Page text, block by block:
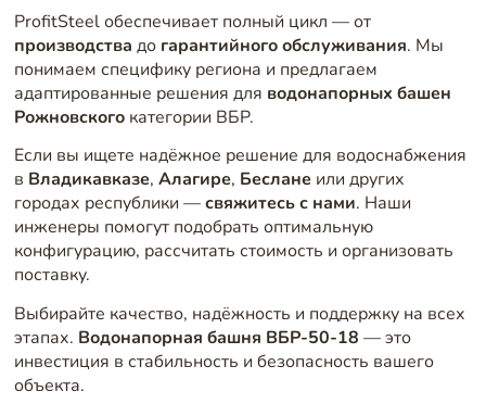
ProfitSteel обеспечивает полный цикл — от
производства до гарантийного обслуживания. Мы
понимаем специфику региона и предлагаем
адаптированные решения для водонапорных башен
Рожновскогокатегории ВБР.
Если вы ищете надёжное решение для водоснабжения
в Владикавказе, Алагире, Бесланеили других
городах республики —свяжитесь с нами. Наши
инженеры помогут подобрать оптимальную
конфигурацию, рассчитать стоимость и организовать
поставку.
Выбирайте качество, надёжность и поддержку на всех
этапах. Водонапорная башня ВБР-50-18 — это
инвестиция в стабильность и безопасность вашего
объекта.